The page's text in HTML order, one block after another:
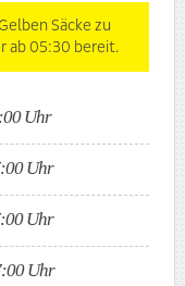
Säcke zu
ab 05:30 bereit.
Uhr
Uhr
Uhr
Uhr